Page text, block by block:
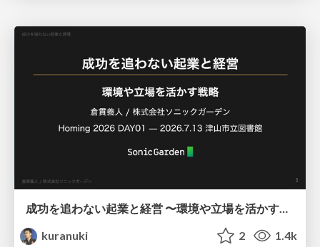
成功を追わない起業と経営 〜環境や立場を活かす戦略（Homing 2026）
kuranuki
2 1.4k